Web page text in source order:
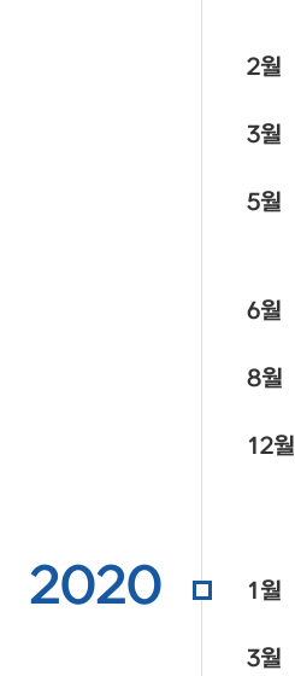
2월
3월
5월
6월
8월
12월
2020 1월
3월